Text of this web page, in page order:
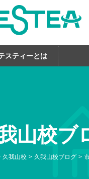
スティーとは
山校ブ
久我山校 久我山校ブログ